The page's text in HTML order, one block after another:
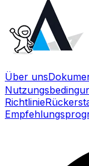
Über uns
Richtlinie